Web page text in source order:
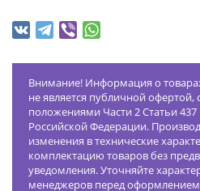
Внимание! Информация о
не является публичной офертой,
положениями Части 2 Статьи
Российской Федерации.
изменения в технические
комплектацию товаров без
уведомления. Уточняйте
менеджеров перед оформлением